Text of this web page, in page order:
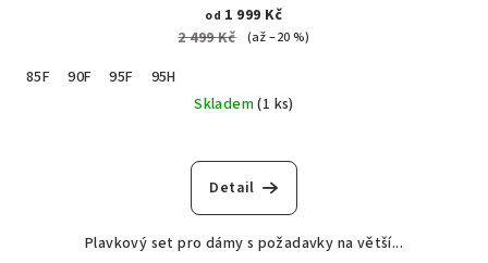
od 1 999 Kč
2 499 Kč
(až –20 %)
85F 90F 95F
95H
Skladem(1 ks)
Detail
Plavkový set pro dámy s požadavky na větší...